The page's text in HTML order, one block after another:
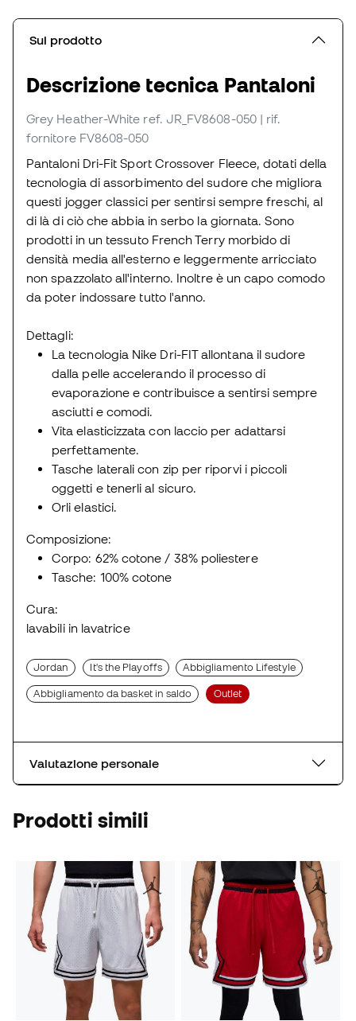
Sul prodotto
Descrizione tecnica Pantaloni
Grey Heather-White ref. JR_FV8608-050 | rif.
fornitore FV8608-050
Pantaloni Dri-Fit Sport Crossover Fleece, dotati della
tecnologia di assorbimento del sudore che migliora
questi jogger classici per sentirsi sempre freschi, al
di là di ciò che abbia in serbo la giornata. Sono
prodotti in un tessuto French Terry morbido di
densità media all'esterno e leggermente arricciato
non spazzolato all'interno. Inoltre è un capo comodo
da poter indossare tutto l'anno.
Dettagli:
La tecnologia Nike Dri-FIT allontana il sudore
dalla pelle accelerando il processo di
evaporazione e contribuisce a sentirsi sempre
asciutti e comodi.
Vita elasticizzata con laccio per adattarsi
perfettamente.
Tasche laterali con zip per riporvi i piccoli
oggetti e tenerli al sicuro.
Orli elastici.
Composizione:
Corpo: 62% cotone / 38% poliestere
Tasche: 100% cotone
Cura:
lavabili in lavatrice
Jordan It's the Playoffs Abbigliamento Lifestyle
Abbigliamento da basket in saldo Outlet
Valutazione personale
Prodotti simili